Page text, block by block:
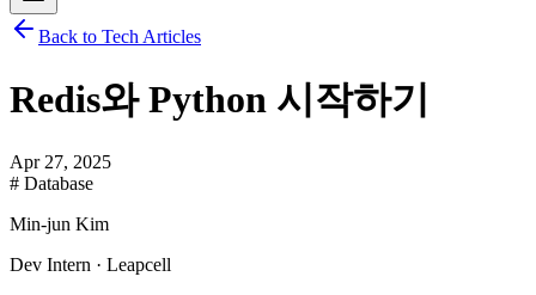
Back to Tech Articles
Redis와 Python 시작하기
Apr 27, 2025
# Database
Min-jun Kim
Dev Intern · Leapcell